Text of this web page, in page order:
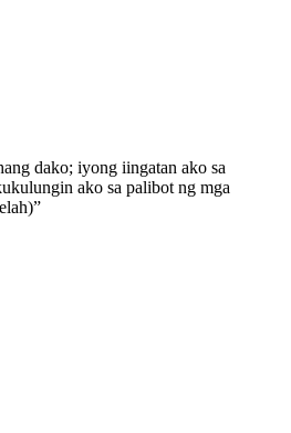
dako; iyong iingatan ako sa
ako sa palibot ng mga
”